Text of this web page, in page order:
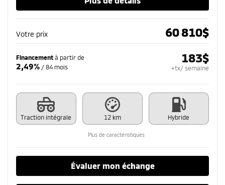
Votre prix 60 810$
Financement à partir de
2,49% / 84 mois
183$
+tx/ semaine
Traction intégrale 12 km Hybride
Plus de caractéristiques
Évaluer mon échange